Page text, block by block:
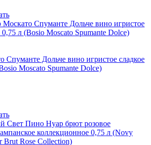
Спуманте Дольче вино игристое сладкое
Moscato Spumante Dolce)